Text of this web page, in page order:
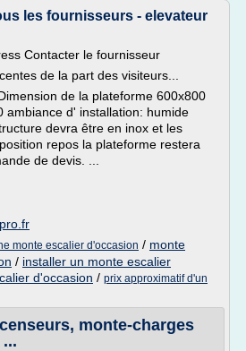
les fournisseurs - elevateur
Contacter le fournisseur
de la part des visiteurs...
de la plateforme 600x800
ambiance d' installation: humide
devra être en inox et les
repos la plateforme restera
de devis. ...
monte escalier d'occasion / monte
/ installer un monte escalier
d'occasion / prix approximatif d'un
monte-charges